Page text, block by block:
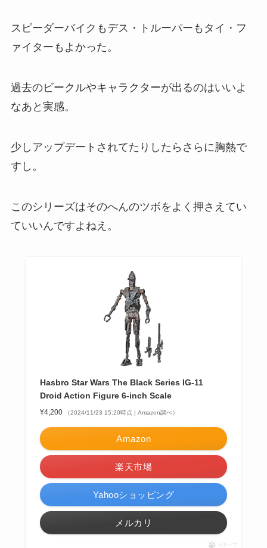
スピーダーバイクもデス・トルーパーもタイ・フ
ァイターもよかった。
過去のビークルやキャラクターが出るのはいいよ
なあと実感。
少しアップデートされてたりしたらさらに胸熱で
すし。
このシリーズはそのへんのツボをよく押さえてい
ていいんですよねえ。
Hasbro Star Wars The Black Series IG-11
Droid Action Figure 6-inch Scale
¥4,200 （2024/11/23 15:20時点 | Amazon調べ）
Amazon
楽天市場
Yahooショッピング
メルカリ
ポチップ